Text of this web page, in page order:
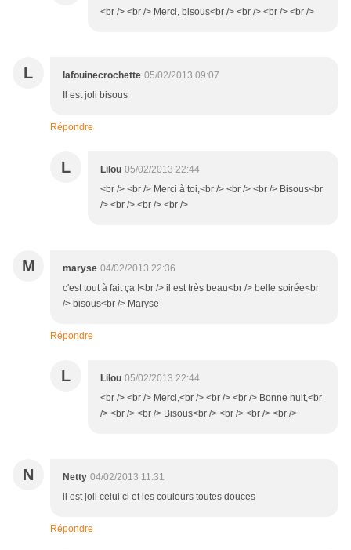
<br /> <br /> Merci, bisous<br /> <br /> <br /> <br />
L lafouinecrochette 05/02/2013 09:07
Il est joli bisous
Répondre
L Lilou 05/02/2013 22:44
<br /> <br /> Merci à toi,<br /> <br /> <br /> Bisous<br
/> <br /> <br /> <br />
M maryse 04/02/2013 22:36
c'est tout à fait ça !<br /> il est très beau<br /> belle soirée<br
/> bisous<br /> Maryse
Répondre
L Lilou 05/02/2013 22:44
<br /> <br /> Merci,<br /> <br /> <br /> Bonne nuit,<br
/> <br /> <br /> Bisous<br /> <br /> <br /> <br />
N Netty 04/02/2013 11:31
il est joli celui ci et les couleurs toutes douces
Répondre